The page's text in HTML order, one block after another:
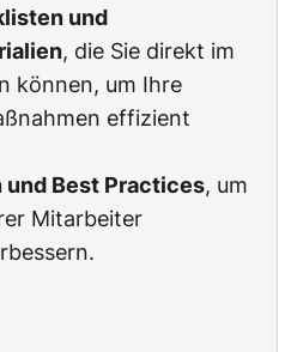
und
, die Sie direkt im
können, um Ihre
effizient
Best Practices, um
Mitarbeiter